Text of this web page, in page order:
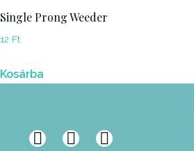
Single Prong Weeder
12 Ft
Kosárba